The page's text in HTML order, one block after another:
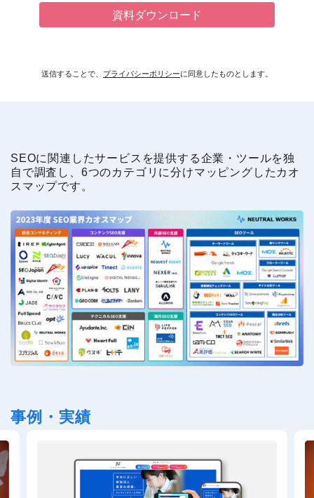
SEOに関連したサービスを提供する企業・ツールを独
自で調査し、6つのカテゴリに分けマッピングしたカオ
スマップです。
事例・実績
送信することで、 プライバシーポリシーに同意したものとします。